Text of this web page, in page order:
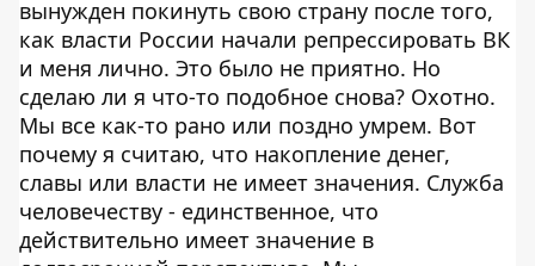
вынужден покинуть свою страну после того,
как власти России начали репрессировать ВК
и меня лично. Это было не приятно. Но
сделаю ли я что-то подобное снова? Охотно.
Мы все как-то рано или поздно умрем. Вот
почему я считаю, что накопление денег,
славы или власти не имеет значения. Служба
человечеству - единственное, что
действительно имеет значение в